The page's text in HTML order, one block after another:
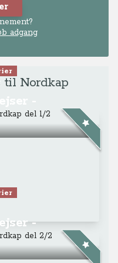
adgang
til Nordkap
-